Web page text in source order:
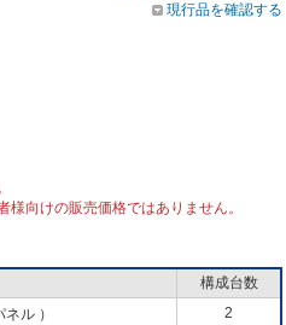
現行品を確認する
向けの販売価格ではありません。
構成台数
ル ） 2